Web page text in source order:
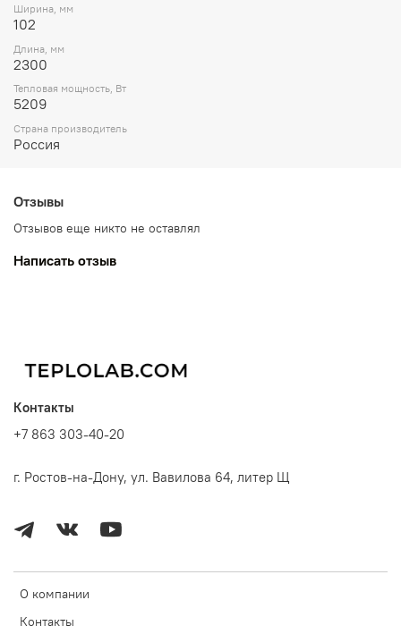
Ширина, мм
102
Длина, мм
2300
Тепловая мощность, Вт
5209
Страна производитель
Россия
Отзывы
Отзывов еще никто не оставлял
Написать отзыв
О компании
Контакты
Контакты
+7 863 303-40-20
г. Ростов-на-Дону, ул. Вавилова 64, литер Щ